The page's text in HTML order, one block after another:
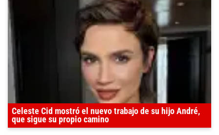
Celeste Cid mostró el nuevo trabajo de su hijo André,
que sigue su propio camino